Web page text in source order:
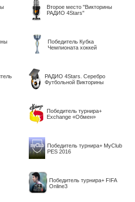
Второе место "Викторины
РАДИО 4Stars"
Победитель Кубка
Чемпионата хоккей
РАДИО 4Stars. Серебро
Футбольной Викторины
Победитель турнира+
Exchange «Обмен»
Победитель турнира+ MyClub
PES 2016
Победитель турнира+ FIFA
Online3